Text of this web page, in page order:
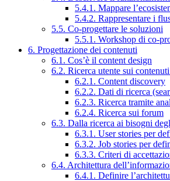
5.4.1. Mappare
5.4.2. Rappresentare i
5.5. Co-progettare le soluzioni
5.5.1. Workshop di co-
6. Progettazione dei contenuti
6.1. Cos’è il content design
6.2. Ricerca utente sui
6.2.1. Content discovery
6.2.2. Dati di ricerca
6.2.3. Ricerca tramite
6.2.4. Ricerca sui forum
6.3. Dalla ricerca ai bisogni
6.3.1. User stories per
6.3.2. Job stories per
6.3.3. Criteri di
6.4. Architettura
6.4.1. Definire